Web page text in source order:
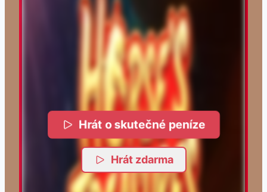
Hrát o skutečné peníze
Hrát zdarma